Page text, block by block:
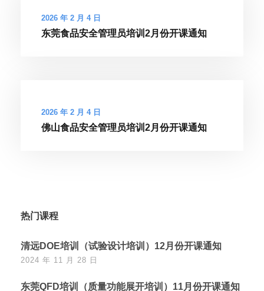
2026 年 2 月 4 日
东莞食品安全管理员培训2月份开课通知
2026 年 2 月 4 日
佛山食品安全管理员培训2月份开课通知
热门课程
清远DOE培训（试验设计培训）12月份开课通知
2024 年 11 月 28 日
东莞QFD培训（质量功能展开培训）11月份开课通知